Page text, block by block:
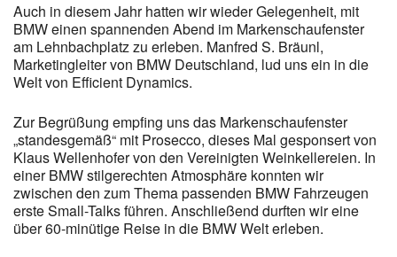
Auch in diesem Jahr hatten wir wieder Gelegenheit, mit
BMW einen spannenden Abend im Markenschaufenster
am Lehnbachplatz zu erleben. Manfred S. Bräunl,
Marketingleiter von BMW Deutschland, lud uns ein in die
Welt von Efficient Dynamics.
Zur Begrüßung empfing uns das Markenschaufenster
„standesgemäß“ mit Prosecco, dieses Mal gesponsert von
Klaus Wellenhofer von den Vereinigten Weinkellereien. In
einer BMW stilgerechten Atmosphäre konnten wir
zwischen den zum Thema passenden BMW Fahrzeugen
erste Small-Talks führen. Anschließend durften wir eine
über 60-minütige Reise in die BMW Welt erleben.